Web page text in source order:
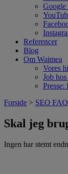
Google
Referencer
Blog
Om Waimea
Vores
Job
Forside > SEO FAQ
Skal jeg
Ingen har stemt